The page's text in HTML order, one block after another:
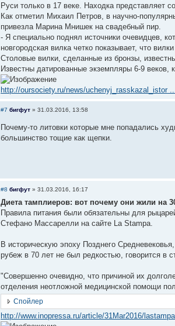
Руси только в 17 веке. Находка представляет
Как отметил Михаил Петров, в научно-
привезла Марина Мнишек на свадебный пир.
- Я специально поднял источники очевидцев,
новгородская вилка четко показывает, что
Столовые вилки, сделанные из бронзы,
Известны датированные экземпляры 6-9 веков,
http://oursociety.ru/news/uchenyj_rasskazal_istor
#7 бигфут » 31.03.2016, 13:58
Почему-то литовки которые мне попадались
большинство тощие как щепки.
#8 бигфут » 31.03.2016, 16:17
Диета тамплиеров: вот почему они жили на
Правила питания были обязательны для
Стефано Массарелли на сайте La Stampa.
В историческую эпоху Позднего
рубеж в 70 лет не был редкостью, говорится в
"Совершенно очевидно, что причиной их
отделения неотложной медицинской помощи
Спойлер
http://www.inopressa.ru/article/31Mar2016/